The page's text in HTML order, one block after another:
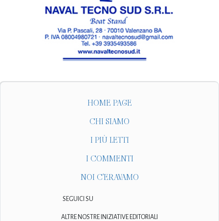
HOME PAGE
CHI SIAMO
I PIÙ LETTI
I COMMENTI
NOI C'ERAVAMO
SEGUICI SU
ALTRE NOSTRE INIZIATIVE EDITORIALI